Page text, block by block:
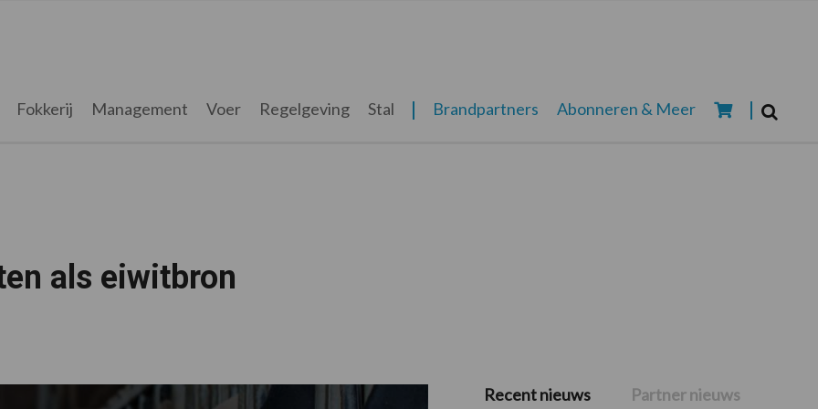
Fokkerij Management Voer Regelgeving Stal Brandpartners Abonneren & Meer
als eiwitbron
Primaire
Recent nieuws Partner nieuws